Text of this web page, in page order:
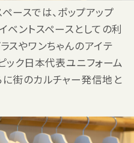
ースでは、ポップアップ
ベントスペースとしての利
スやワンちゃんのアイテ
ック日本代表ユニフォーム
街のカルチャー発信地と